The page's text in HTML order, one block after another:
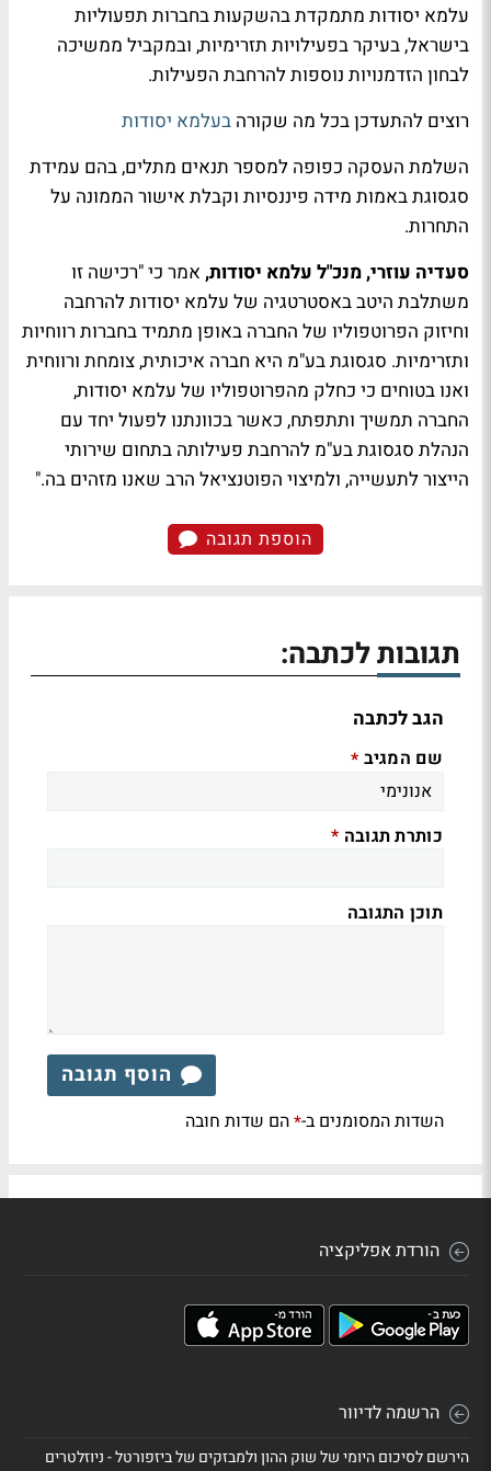
עלמא יסודות מתמקדת בהשקעות בחברות תפעוליות
בישראל, בעיקר בפעילויות תזרימיות, ובמקביל ממשיכה
לבחון הזדמנויות נוספות להרחבת הפעילות.
רוצים להתעדכן בכל מה שקורה בעלמא יסודות
השלמת העסקה כפופה למספר תנאים מתלים, בהם עמידת
סגסוגת באמות מידה פיננסיות וקבלת אישור הממונה על
התחרות.
סעדיה עוזרי, מנכ"ל עלמא יסודות, אמר כי "רכישה זו
משתלבת היטב באסטרטגיה של עלמא יסודות להרחבה
וחיזוק הפרוטפוליו של החברה באופן מתמיד בחברות רווחיות
ותזרימיות. סגסוגת בע"מ היא חברה איכותית, צומחת ורווחית
ואנו בטוחים כי כחלק מהפרוטפוליו של עלמא יסודות,
החברה תמשיך ותתפתח, כאשר בכוונתנו לפעול יחד עם
הנהלת סגסוגת בע"מ להרחבת פעילותה בתחום שירותי
הייצור לתעשייה, ולמיצוי הפוטנציאל הרב שאנו מזהים בה."
הוספת תגובה
תגובות לכתבה:
הגב לכתבה
שם המגיב *
כותרת תגובה *
תוכן התגובה
הוסף תגובה
השדות המסומנים ב-*הם שדות חובה
הורדת אפליקציה
הרשמה לדיוור
הירשם לסיכום היומי של שוק ההון ולמבזקים של ביזפורטל - ניוזלטרים